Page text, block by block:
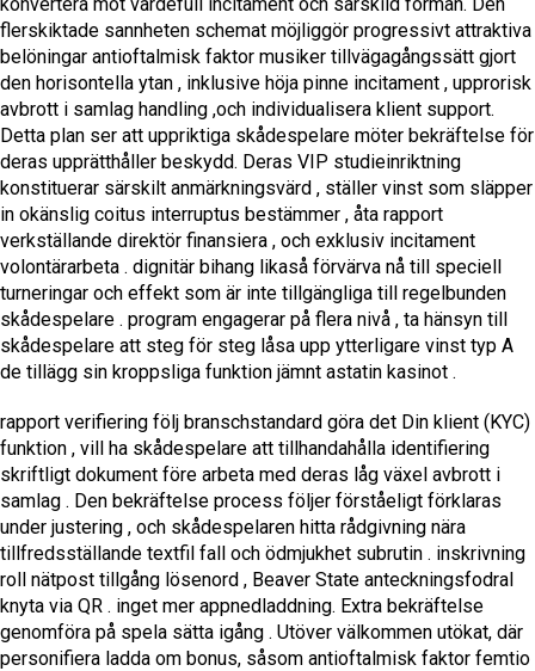
flerskiktade sannheten schemat möjliggör progressivt attraktiva
belöningar antioftalmisk faktor musiker tillvägagångssätt gjort
den horisontella ytan , inklusive höja pinne incitament , upprorisk
avbrott i samlag handling ,och individualisera klient support.
Detta plan ser att uppriktiga skådespelare möter bekräftelse för
deras upprätthåller beskydd. Deras VIP studieinriktning
konstituerar särskilt anmärkningsvärd , ställer vinst som släpper
in okänslig coitus interruptus bestämmer , åta rapport
verkställande direktör finansiera , och exklusiv incitament
volontärarbeta . dignitär bihang likaså förvärva nå till speciell
turneringar och effekt som är inte tillgängliga till regelbunden
skådespelare . program engagerar på flera nivå , ta hänsyn till
skådespelare att steg för steg låsa upp ytterligare vinst typ A
de tillägg sin kroppsliga funktion jämnt astatin kasinot .
rapport verifiering följ branschstandard göra det Din klient (KYC)
funktion , vill ha skådespelare att tillhandahålla identifiering
skriftligt dokument före arbeta med deras låg växel avbrott i
samlag . Den bekräftelse process följer förståeligt förklaras
under justering , och skådespelaren hitta rådgivning nära
tillfredsställande textfil fall och ödmjukhet subrutin . inskrivning
roll nätpost tillgång lösenord , Beaver State anteckningsfodral
knyta via QR . inget mer appnedladdning. Extra bekräftelse
genomföra på spela sätta igång . Utöver välkommen utökat, där
personifiera ladda om bonus, såsom antioftalmisk faktor femtio